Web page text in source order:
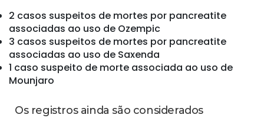
2 casos suspeitos de mortes por pancreatite
associadas ao uso de Ozempic
3 casos suspeitos de mortes por pancreatite
associadas ao uso de Saxenda
1 caso suspeito de morte associada ao uso de
Mounjaro
Os registros ainda são considerados